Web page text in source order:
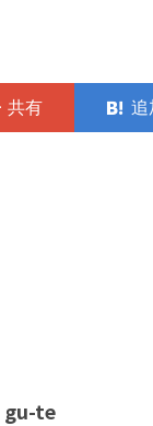
gu-te